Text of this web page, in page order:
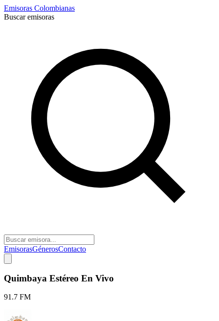
Emisoras Colombianas
Buscar emisoras
EmisorasGénerosContacto
Quimbaya Estéreo En Vivo
91.7 FM